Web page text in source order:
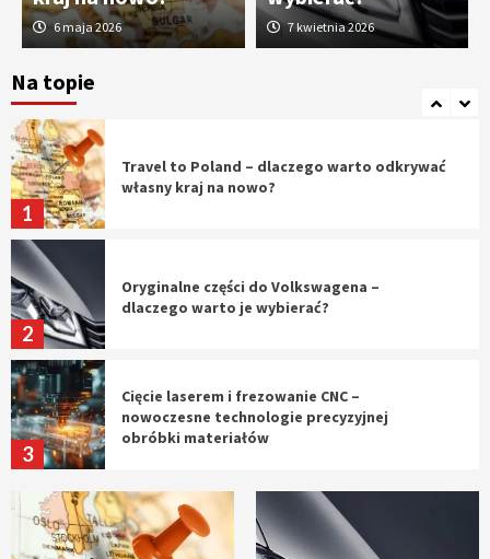
6 maja 2026 7 kwietnia 2026
Na topie
5
Tworzenie aplikacji internetowych – jak
1
Travel to Poland – dlaczego warto odkrywać
własny kraj na nowo?
2
Oryginalne części do Volkswagena –
dlaczego warto je wybierać?
3
Cięcie laserem i frezowanie CNC –
nowoczesne technologie precyzyjnej
obróbki materiałów
Czy sztuczna inteligencja wyprze pracę
geodety w przyszłości?